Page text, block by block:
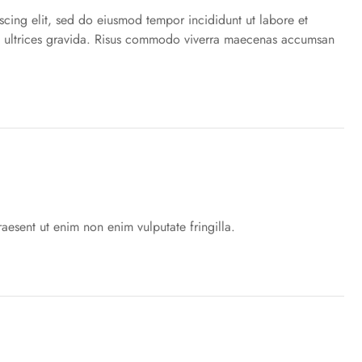
elit, sed do eiusmod tempor incididunt ut labore et
gravida. Risus commodo viverra maecenas accumsan
ut enim non enim vulputate fringilla.